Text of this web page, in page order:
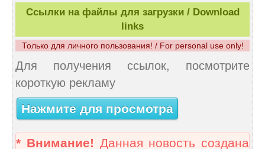
Ссылки на файлы для загрузки / Download
links
Только для личного пользования! / For personal use only!
Для получения ссылок, посмотрите
короткую рекламу
Нажмите для просмотра
* Внимание! Данная новость создана